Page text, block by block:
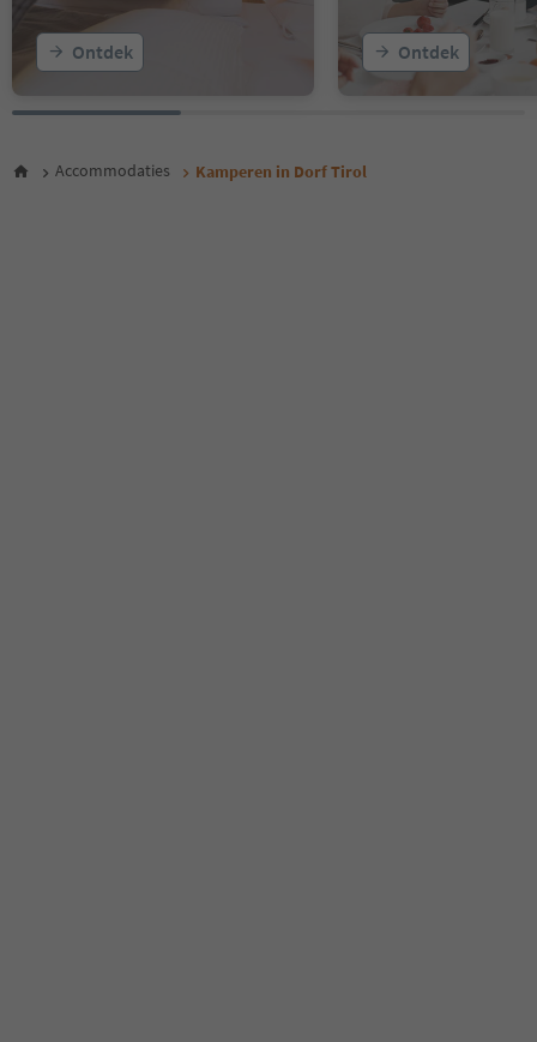
Ontdek Ontdek
Accommodaties Kamperen in Dorf Tirol